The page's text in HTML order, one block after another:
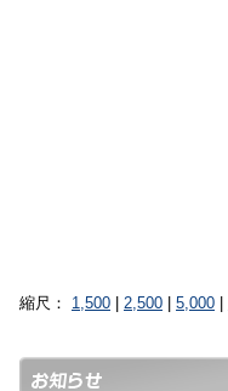
縮尺： 1,500 2,500 5,000